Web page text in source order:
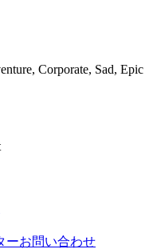
Corporate, Sad, Epic
ーお問い合わせ